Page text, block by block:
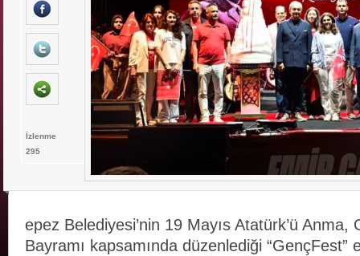
İzlenme
295
epez Belediyesi’nin 19 Mayıs Atatürk’ü Anma,
Bayramı kapsamında düzenlediği “GençFest”